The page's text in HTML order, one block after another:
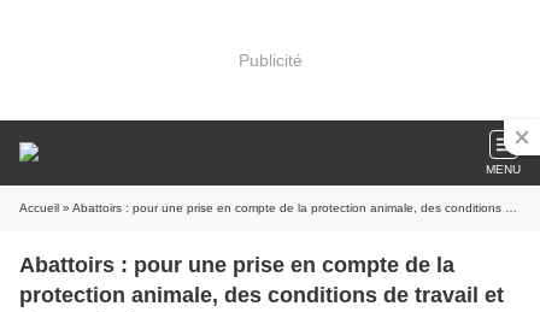
Publicité
MENU
Accueil » Abattoirs : pour une prise en compte de la protection animale, des conditions de travail et des territoires
Abattoirs : pour une prise en compte de la
protection animale, des conditions de travail et